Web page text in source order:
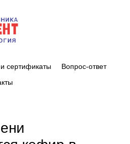
сертификаты
Вопрос-ответ